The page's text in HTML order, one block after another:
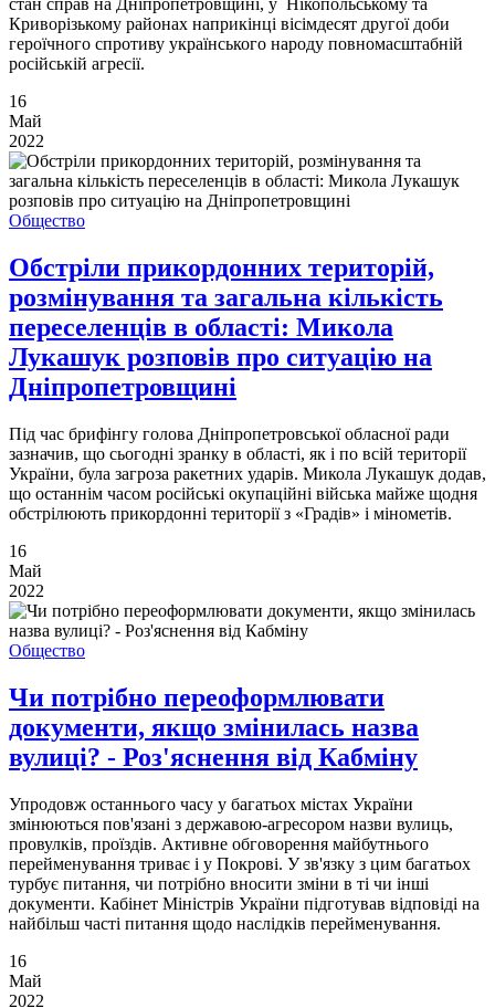
стан справ на Дніпропетровщині, у Нікопольському та
Криворізькому районах наприкінці вісімдесят другої доби
героїчного спротиву українського народу повномасштабній
російській агресії.
16
Май
2022
Общество
Обстріли прикордонних територій,
розмінування та загальна кількість
переселенців в області: Микола
Лукашук розповів про ситуацію на
Дніпропетровщині
Під час брифінгу голова Дніпропетровської обласної ради
зазначив, що сьогодні зранку в області, як і по всій території
України, була загроза ракетних ударів. Микола Лукашук додав,
що останнім часом російські окупаційні війська майже щодня
обстрілюють прикордонні території з «Градів» і мінометів.
16
Май
2022
Общество
Чи потрібно переоформлювати
документи, якщо змінилась назва
вулиці? - Роз'яснення від Кабміну
Упродовж останнього часу у багатьох містах України
змінюються пов'язані з державою-агресором назви вулиць,
провулків, проїздів. Активне обговорення майбутнього
перейменування триває і у Покрові. У зв'язку з цим багатьох
турбує питання, чи потрібно вносити зміни в ті чи інші
документи. Кабінет Міністрів України підготував відповіді на
найбільш часті питання щодо наслідків перейменування.
16
Май
2022